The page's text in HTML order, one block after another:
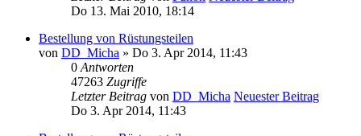
Do 13. Mai 2010, 18:14
Bestellung von Rüstungsteilen
von DD_Micha » Do 3. Apr 2014, 11:43
0 Antworten
47263 Zugriffe
Letzter Beitrag von DD_Micha Neuester Beitrag
Do 3. Apr 2014, 11:43